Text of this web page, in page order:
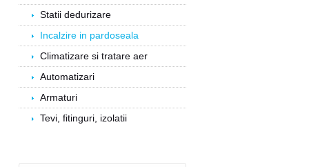
Statii dedurizare
Incalzire in pardoseala
Climatizare si tratare aer
Automatizari
Armaturi
Tevi, fitinguri, izolatii